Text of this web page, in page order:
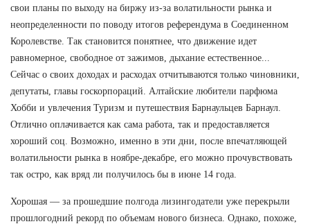
свои планы по выходу на биржу из-за волатильности рынка и
неопределенности по поводу итогов референдума в Соединенном
Королевстве. Так становится понятнее, что движение идет
равномерное, свободное от зажимов, дыхание естественное...
Сейчас о своих доходах и расходах отчитываются только чиновники,
депутаты, главы госкорпораций. Алтайские любители парфюма
Хобби и увлечения Туризм и путешествия Барнаульцев Барнаул.
Отлично оплачивается как сама работа, так и предоставляется
хороший соц. Возможно, именно в эти дни, после впечатляющей
волатильности рынка в ноябре-декабре, его можно прочувствовать
так остро, как вряд ли получилось бы в июне 14 года.
Хорошая — за прошедшие полгода лизингодатели уже перекрыли
прошлогодний рекорд по объемам нового бизнеса. Однако, похоже,